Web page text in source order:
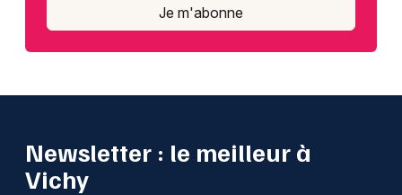
Je m'abonne
Newsletter : le meilleur à
Vichy